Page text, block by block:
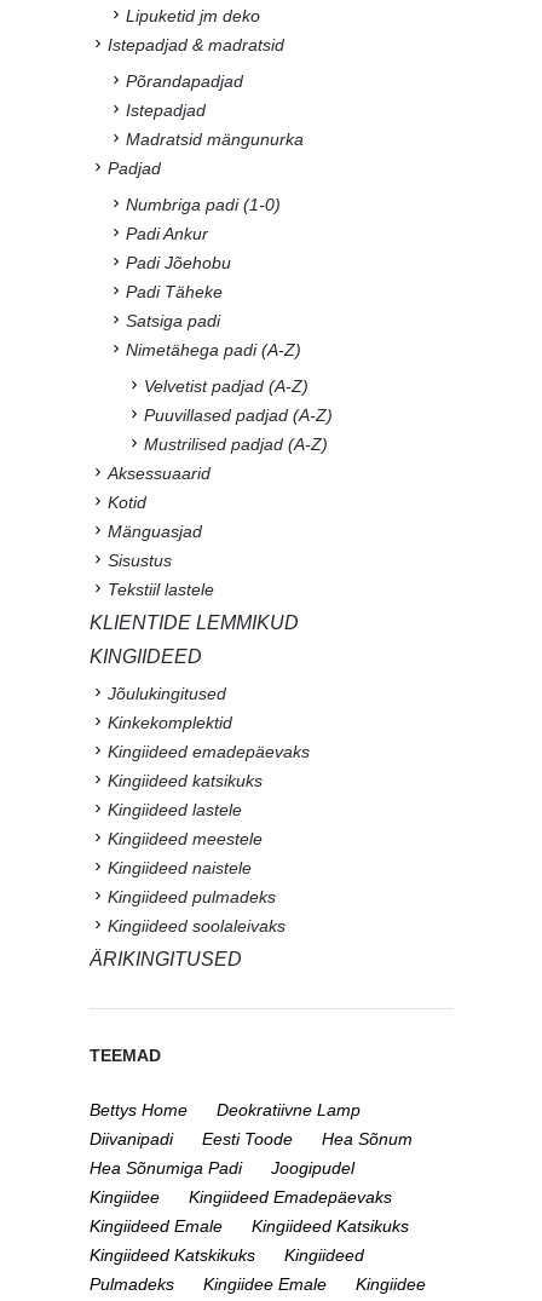
Lipuketid jm deko
Istepadjad & madratsid
Põrandapadjad
Istepadjad
Madratsid mängunurka
Padjad
Numbriga padi (1-0)
Padi Ankur
Padi Jõehobu
Padi Täheke
Satsiga padi
Nimetähega padi (A-Z)
Velvetist padjad (A-Z)
Puuvillased padjad (A-Z)
Mustrilised padjad (A-Z)
Aksessuaarid
Kotid
Mänguasjad
Sisustus
Tekstiil lastele
KLIENTIDE LEMMIKUD
KINGIIDEED
Jõulukingitused
Kinkekomplektid
Kingiideed emadepäevaks
Kingiideed katsikuks
Kingiideed lastele
Kingiideed meestele
Kingiideed naistele
Kingiideed pulmadeks
Kingiideed soolaleivaks
ÄRIKINGITUSED
TEEMAD
Bettys Home
Deokratiivne Lamp
Diivanipadi
Eesti Toode
Hea Sõnum
Hea Sõnumiga Padi
Joogipudel
Kingiidee
Kingiideed Emadepäevaks
Kingiideed Emale
Kingiideed Katsikuks
Kingiideed Katskikuks
Kingiideed
Pulmadeks
Kingiidee Emale
Kingiidee